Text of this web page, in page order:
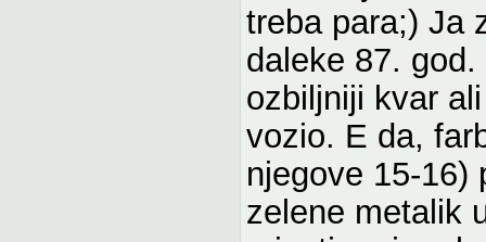
treba para;) Ja
daleke 87.
ozbiljniji kvar
vozio. E da,
njegove 15-16)
zelene metalik